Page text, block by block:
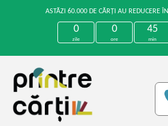
ASTĂZI 60.000 DE CĂRȚI AU REDUCERE
0
zile
0
ore
45
min